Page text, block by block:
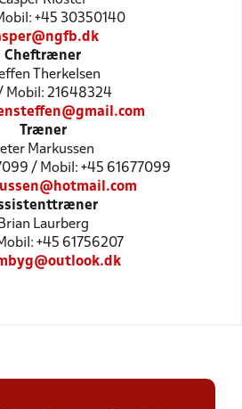
+45 30350140
Cheftræner
Therkelsen
/ Mobil: 21648324
Træner
Markussen
/ Mobil: +45 61677099
Brian Laurberg
+45 61756207